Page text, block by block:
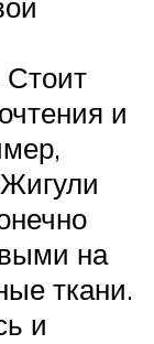
Стоит
и
на
ткани.
и